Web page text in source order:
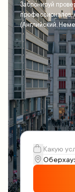
Забронируй
профессионалов,
(Английский,